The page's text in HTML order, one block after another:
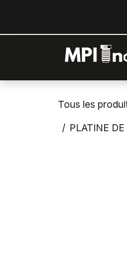
Tous les
PLATINE